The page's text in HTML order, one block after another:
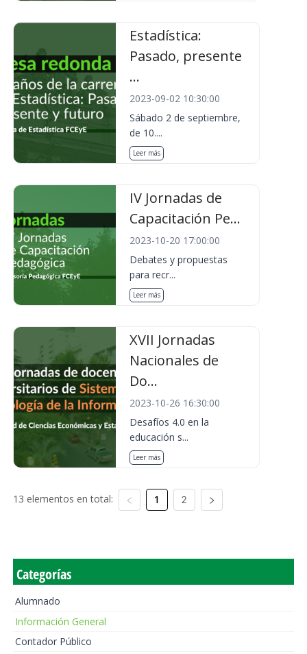
Estadística:
Pasado, presente
...
2023-09-02 10:30:00
Sábado 2 de septiembre,
de 10....
Leer más
IV Jornadas de
Capacitación Pe...
2023-10-20 17:00:00
Debates y propuestas
para recr...
Leer más
XVII Jornadas
Nacionales de
Do...
2023-10-26 16:30:00
Desafíos 4.0 en la
educación s...
Leer más
13 elementos en total: 1 2
Categorías
Alumnado
Información General
Contador Público